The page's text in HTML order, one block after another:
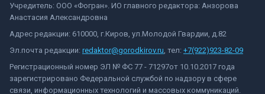
Учредитель: ООО «Фогран». ИО главного редактора: Анзорова
Анастасия Александровна
Адрес редакции: 610000, г.Киров, ул.Молодой Гвардии, д.82
Эл.почта редакции: redaktor@gorodkirov.ru, тел: +7(922)923-82-09
Регистрационный номер ЭЛ № ФС 77 - 71297от 10.10.2017 года
зарегистрировано Федеральной службой по надзору в сфере
связи, информационных технологий и массовых коммуникаций.